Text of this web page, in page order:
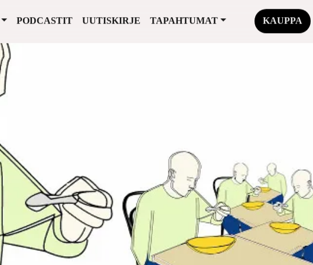
PODCASTIT UUTISKIRJE TAPAHTUMAT KAUPPA